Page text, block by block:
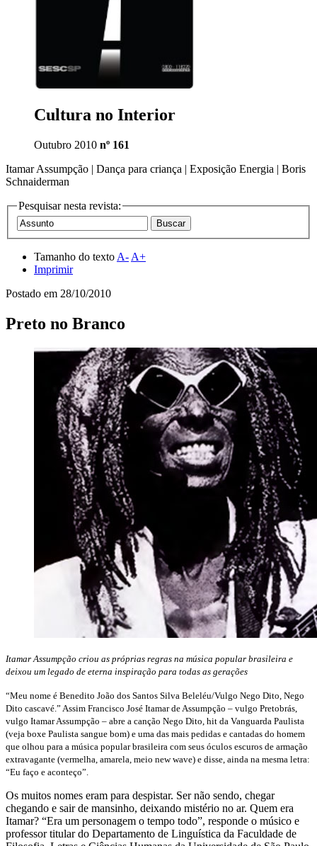
Cultura no Interior
Outubro 2010 nº 161
Itamar Assumpção | Dança para criança | Exposição Energia | Boris
Schnaiderman
Pesquisar nesta revista:
Tamanho do texto A- A+
Imprimir
Postado em 28/10/2010
Preto no Branco
Itamar Assumpção criou as próprias regras na música popular brasileira e
deixou um legado de eterna inspiração para todas as gerações
“Meu nome é Benedito João dos Santos Silva Beleléu/Vulgo Nego Dito, Nego
Dito cascavé.” Assim Francisco José Itamar de Assumpção – vulgo Pretobrás,
vulgo Itamar Assumpção – abre a canção Nego Dito, hit da Vanguarda Paulista
(veja boxe Paulista sangue bom) e uma das mais pedidas e cantadas do homem
que olhou para a música popular brasileira com seus óculos escuros de armação
extravagante (vermelha, amarela, meio new wave) e disse, ainda na mesma letra:
“Eu faço e aconteço”.
Os muitos nomes eram para despistar. Ser não sendo, chegar
chegando e sair de mansinho, deixando mistério no ar. Quem era
Itamar? “Era um personagem o tempo todo”, responde o músico e
professor titular do Departamento de Linguística da Faculdade de